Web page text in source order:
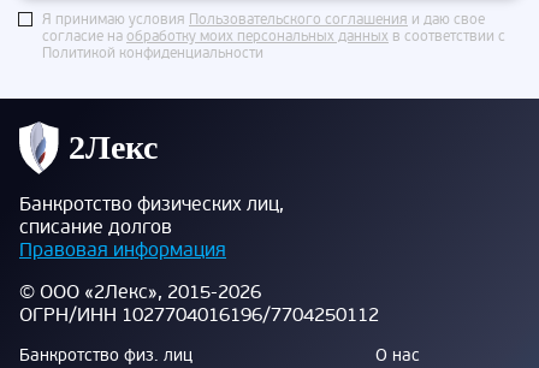
Я принимаю условия Пользовательского соглашения и даю свое
согласие на обработку моих персональных данных в соответствии с
Политикой конфиденциальности
Банкротство физических лиц,
списание долгов
Правовая информация
© ООО «2Лекс», 2015-2026
ОГРН/ИНН 1027704016196/7704250112
Банкротство физ. лиц
О нас